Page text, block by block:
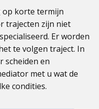
op korte termijn
trajecten zijn niet
Er worden
te volgen traject. In
scheiden en
met u wat de
condities.